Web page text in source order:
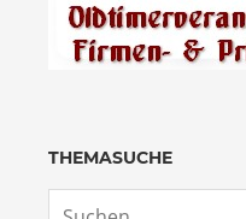
THEMASUCHE